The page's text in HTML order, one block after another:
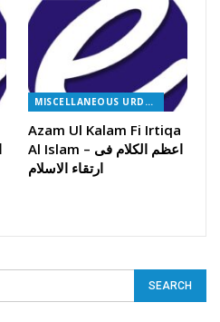
MISCELLANEOUS URDU BOOKS
Azam Ul Kalam Fi Irtiqa
Al Islam – اعظم الکلام فی
ارتقاء الاسلام